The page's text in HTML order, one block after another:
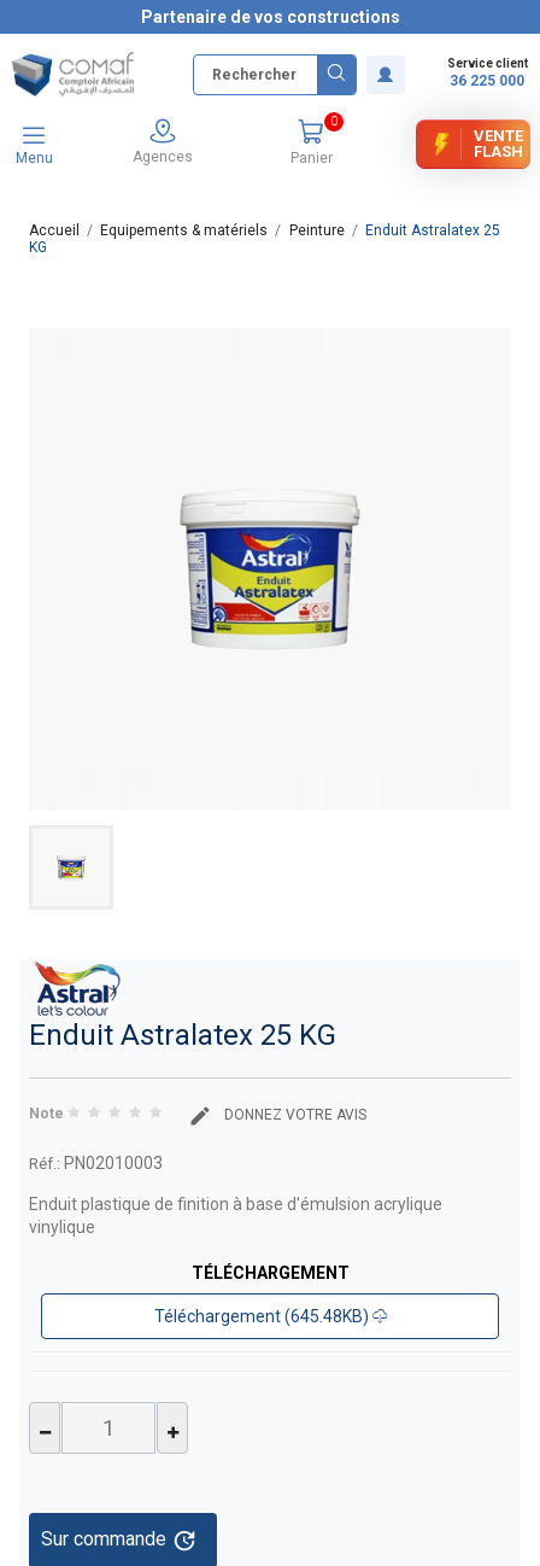
Partenaire de vos constructions
Service client
36 225 000
Menu Agences Panier
0
VENTE
FLASH
Accueil Equipements & matériels Peinture
Enduit Astralatex 25
KG
Enduit Astralatex 25 KG
Note DONNEZ VOTRE AVIS
Réf.: PN02010003
Enduit plastique de finition à base d'émulsion acrylique
vinylique
TÉLÉCHARGEMENT
Téléchargement (645.48KB)
Sur commande update